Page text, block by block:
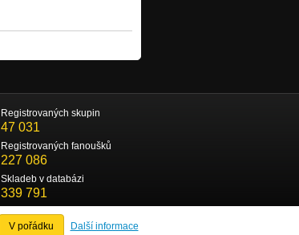
V pořádku Další informace
Registrovaných skupin
47 031
Registrovaných fanoušků
227 086
Skladeb v databázi
339 791